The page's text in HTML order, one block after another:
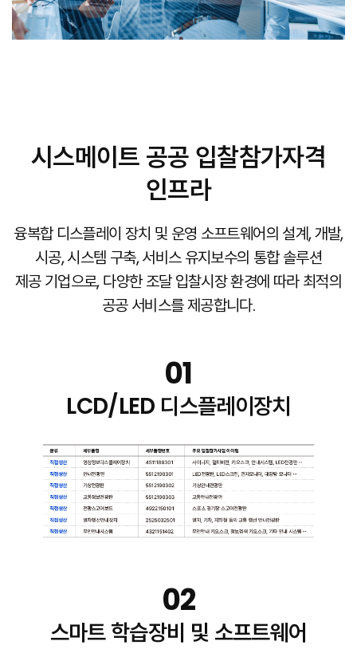
시스메이트 공공 입찰참가자격
인프라
융복합 디스플레이 장치 및 운영 소프트웨어의 설계, 개발,
시공, 시스템 구축, 서비스 유지보수의 통합 솔루션
제공 기업으로, 다양한 조달 입찰시장 환경에 따라 최적의
공공 서비스를 제공합니다.
01
LCD/LED 디스플레이장치
02
스마트 학습장비 및 소프트웨어